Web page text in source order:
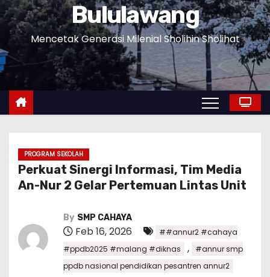
Bululawang
Mencetak Generasi Milenial Sholihin Sholihat
PROGRAM SEKOLAH
Perkuat Sinergi Informasi, Tim Media
An-Nur 2 Gelar Pertemuan Lintas Unit
By SMP CAHAYA
Feb 16, 2026
##annur2 #cahaya
#ppdb2025 #malang #diknas
,
#annur smp
ppdb nasional pendidikan pesantren annur2